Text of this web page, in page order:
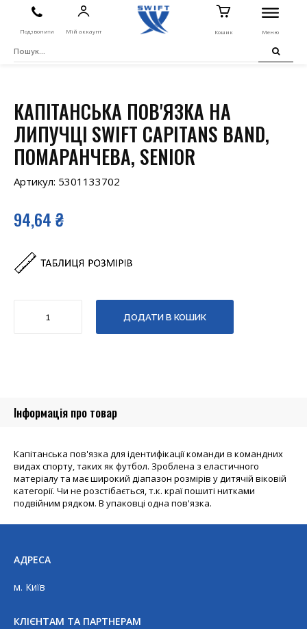
Подзвонити Мій аккаунт Кошик Меню
КАПІТАНСЬКА ПОВ'ЯЗКА НА
ЛИПУЧЦІ SWIFT CAPITANS BAND,
ПОМАРАНЧЕВА, SENIOR
Артикул: 5301133702
94,64₴
пов'язка
помаранчева,
Senior
ДОДАТИ В КОШИК
Інформація про товар
Капітанська пов'язка для ідентифікації команди в командних
видах спорту, таких як футбол. Зроблена з еластичного
матеріалу та має широкий діапазон розмірів у дитячій віковій
категорії. Чи не розстібається, т.к. краї пошиті нитками
подвійним рядком. В упаковці одна пов'язка.
АДРЕСА
м. Київ
КЛІЄНТАМ ТА ПАРТНЕРАМ